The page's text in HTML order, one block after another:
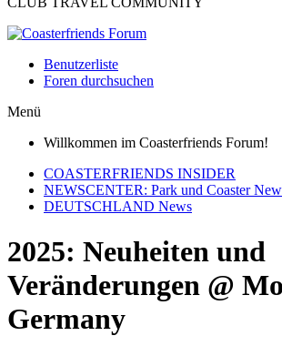
Benutzerliste
Foren durchsuchen
Menü
Willkommen im Coasterfriends Forum!
COASTERFRIENDS INSIDER
NEWSCENTER: Park und Coaster
DEUTSCHLAND News
2025: Neuheiten und
Veränderungen @
Germany